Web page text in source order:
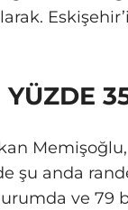
şu anda
ve 79